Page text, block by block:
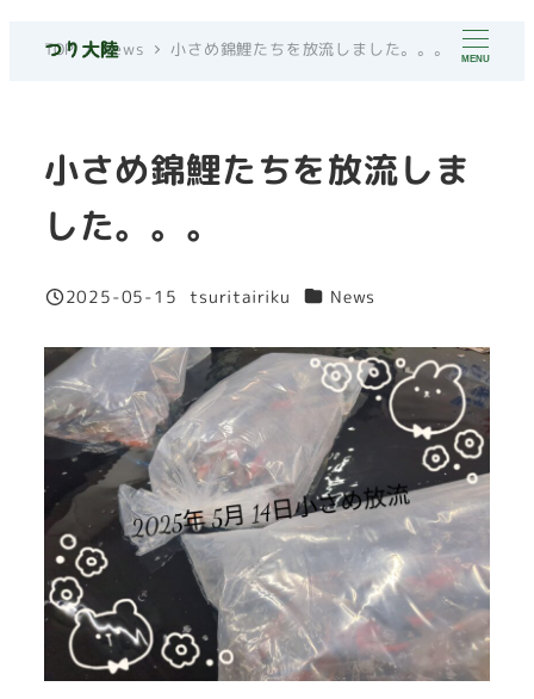
MENU
TOP News 小さめ錦鯉たちを放流しました。。。
小さめ錦鯉たちを放流しま
した。。。
投稿日
2025-05-15
著
tsuritairiku カテゴリー
News